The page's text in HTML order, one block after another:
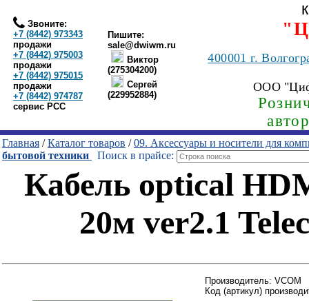
Звоните:
+7 (8442) 973343
продажи
+7 (8442) 975003
продажи
+7 (8442) 975015
продажи
+7 (8442) 974787
сервис РСС
Пишите:
sale@dwiwm.ru
Виктор
(275304200)
Сергей
(229952884)
400001г.
ООО
Главная /Каталог товаров /09. Аксессуары и носители для
бытовой техники
Поиск в прайсе:
Кабель optical
20м ver2.1
Производитель: VCOM
Код (артикул)